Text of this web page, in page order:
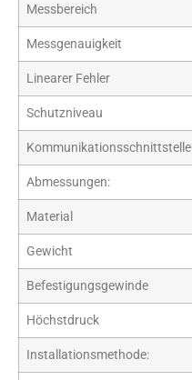
Messbereich
Messgenauigkeit
Linearer Fehler
Schutzniveau
Kommunikationsschnittstelle
Abmessungen:
Material
Gewicht
Befestigungsgewinde
Höchstdruck
Installationsmethode: